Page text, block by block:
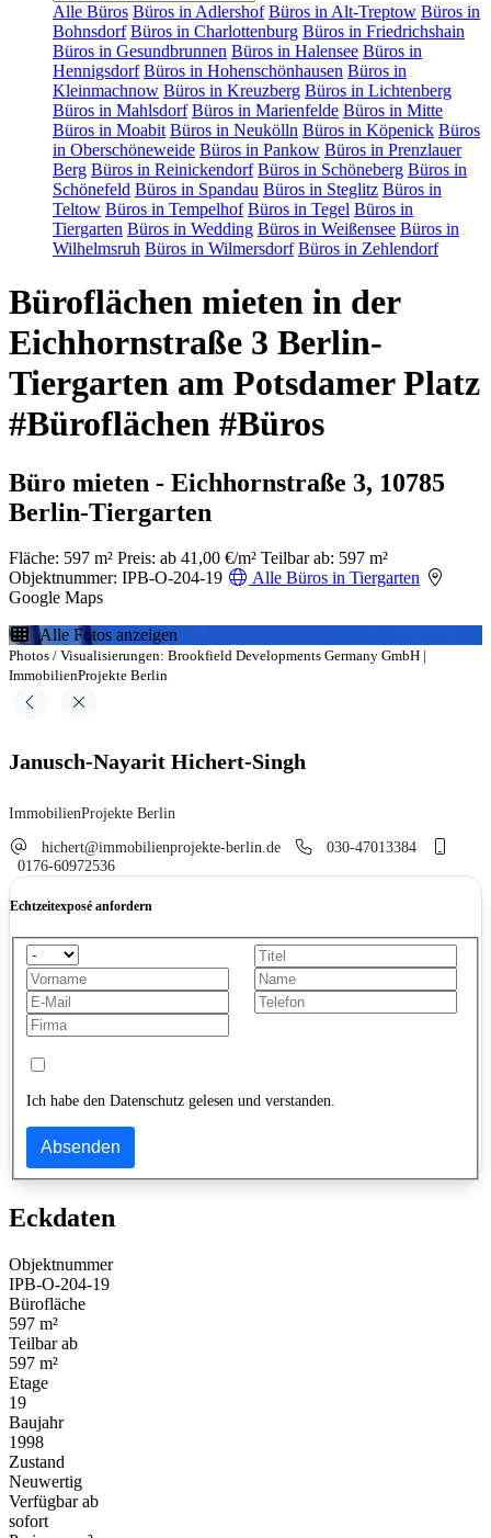
Alle Büros Büros in Adlershof Büros in Alt-Treptow Büros in
Bohnsdorf Büros in Charlottenburg Büros in Friedrichshain
Büros in Gesundbrunnen Büros in Halensee Büros in
Hennigsdorf Büros in Hohenschönhausen Büros in
Kleinmachnow Büros in Kreuzberg Büros in Lichtenberg
Büros in Mahlsdorf Büros in Marienfelde Büros in Mitte
Büros in Moabit Büros in Neukölln Büros in Köpenick Büros
in Oberschöneweide Büros in Pankow Büros in Prenzlauer
Berg Büros in Reinickendorf Büros in Schöneberg Büros in
Schönefeld Büros in Spandau Büros in Steglitz Büros in
Teltow Büros in Tempelhof Büros in Tegel Büros in
Tiergarten Büros in Wedding Büros in Weißensee Büros in
Wilhelmsruh Büros in Wilmersdorf Büros in Zehlendorf
Büroflächen mieten in der
Eichhornstraße 3 Berlin-
Tiergarten am Potsdamer Platz
#Büroflächen #Büros
Büro mieten - Eichhornstraße 3, 10785
Berlin-Tiergarten
Fläche: 597 m² Preis: ab 41,00 €/m² Teilbar ab: 597 m²
Objektnummer: IPB-O-204-19
Alle Büros in Tiergarten
Google Maps
Alle Fotos anzeigen
Photos / Visualisierungen: Brookfield Developments Germany GmbH |
ImmobilienProjekte Berlin
Janusch-Nayarit Hichert-Singh
ImmobilienProjekte Berlin
hichert@immobilienprojekte-berlin.de
030-47013384
0176-60972536
Echtzeitexposé anfordern
Ich habe den Datenschutz gelesen und verstanden.
Absenden
Eckdaten
Objektnummer
IPB-O-204-19
Bürofläche
597 m²
Teilbar ab
597 m²
Etage
19
Baujahr
1998
Zustand
Neuwertig
Verfügbar ab
sofort